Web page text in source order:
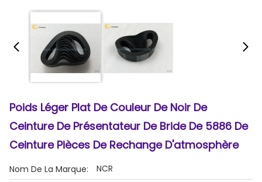
Poids Léger Plat De Couleur De Noir De
Ceinture De Présentateur De Bride De 5886 De
Ceinture Pièces De Rechange D'atmosphère
Nom De La Marque:
NCR